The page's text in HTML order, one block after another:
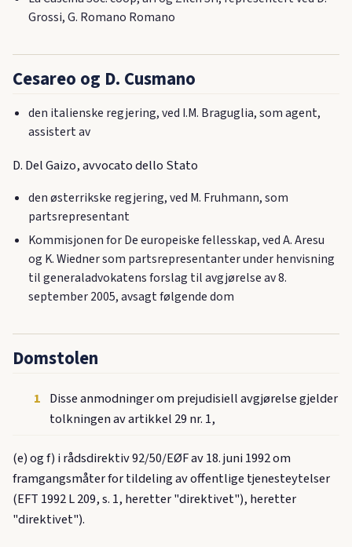
Grossi, G. Romano Romano
Cesareo og D. Cusmano
den italienske regjering, ved I.M. Braguglia, som agent,
assistert av
D. Del Gaizo, avvocato dello Stato
den østerrikske regjering, ved M. Fruhmann, som
partsrepresentant
Kommisjonen for De europeiske fellesskap, ved A. Aresu
og K. Wiedner som partsrepresentanter under henvisning
til generaladvokatens forslag til avgjørelse av 8.
september 2005, avsagt følgende dom
Domstolen
1 Disse anmodninger om prejudisiell avgjørelse gjelder
tolkningen av artikkel 29 nr. 1,
(e) og f) i rådsdirektiv 92/50/EØF av 18. juni 1992 om
framgangsmåter for tildeling av offentlige tjenesteytelser
(EFT 1992 L 209, s. 1, heretter "direktivet"), heretter
"direktivet").